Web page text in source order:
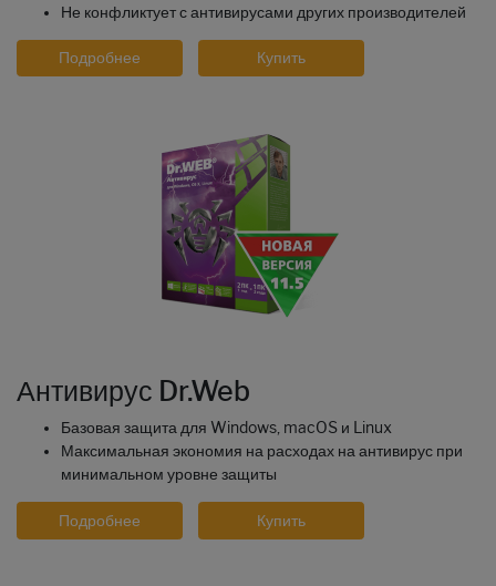
Не конфликтует с антивирусами других производителей
Подробнее Купить
Антивирус Dr.Web
Базовая защита для Windows, macOS и Linux
Максимальная экономия на расходах на антивирус при
минимальном уровне защиты
Подробнее Купить